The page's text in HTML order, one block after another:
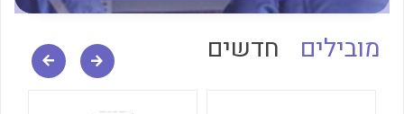
לכל מוצרי היצרן לכל מוצרי היצרן
מובילים חדשים